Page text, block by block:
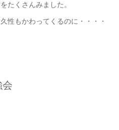
たくさんみました。
性もかわってくるのに・・・・
会